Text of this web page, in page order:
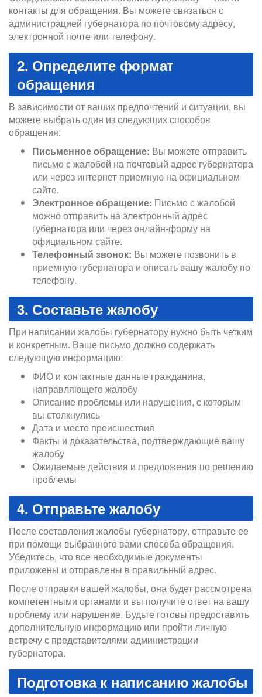
контакты для обращения. Вы можете связаться с
администрацией губернатора по почтовому адресу,
электронной почте или телефону.
2. Определите формат
обращения
В зависимости от ваших предпочтений и ситуации, вы
можете выбрать один из следующих способов
обращения:
Письменное обращение: Вы можете отправить
письмо с жалобой на почтовый адрес губернатора
или через интернет-приемную на официальном
сайте.
Электронное обращение: Письмо с жалобой
можно отправить на электронный адрес
губернатора или через онлайн-форму на
официальном сайте.
Телефонный звонок: Вы можете позвонить в
приемную губернатора и описать вашу жалобу по
телефону.
3. Составьте жалобу
При написании жалобы губернатору нужно быть четким
и конкретным. Ваше письмо должно содержать
следующую информацию:
ФИО и контактные данные гражданина,
направляющего жалобу
Описание проблемы или нарушения, с которым
вы столкнулись
Дата и место происшествия
Факты и доказательства, подтверждающие вашу
жалобу
Ожидаемые действия и предложения по решению
проблемы
4. Отправьте жалобу
После составления жалобы губернатору, отправьте ее
при помощи выбранного вами способа обращения.
Убедитесь, что все необходимые документы
приложены и отправлены в правильный адрес.
После отправки вашей жалобы, она будет рассмотрена
компетентными органами и вы получите ответ на вашу
проблему или нарушение. Будьте готовы предоставить
дополнительную информацию или пройти личную
встречу с представителями администрации
губернатора.
Подготовка к написанию жалобы